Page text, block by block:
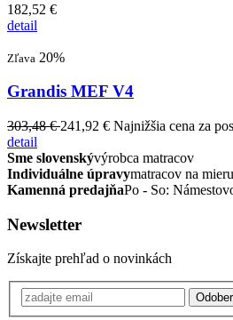
182,52 €
detail
Zľava 20%
Grandis MEF V4
303,48 €241,92 € Najnižšia cena za
detail
Sme slovenskývýrobca matracov
Individuálne úpravymatracov na mieru
Kamenná predajňaPo - So:
Newsletter
Získajte prehľad o novinkách